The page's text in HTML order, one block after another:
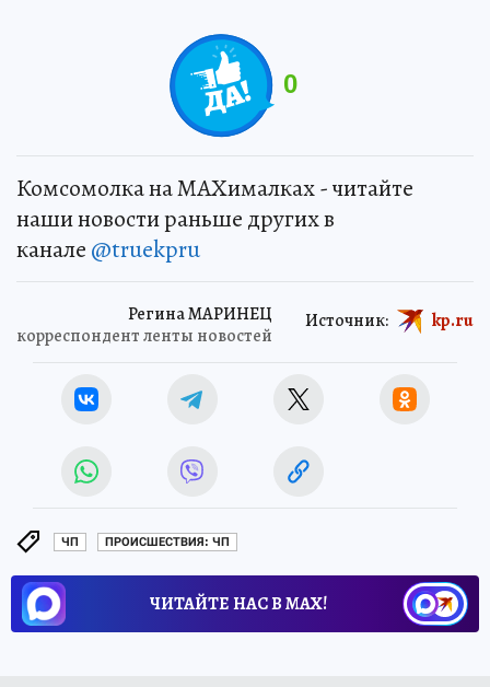
0
Комсомолка на MAXималках - читайте
наши новости раньше других в
канале @truekpru
Регина МАРИНЕЦ
корреспондент ленты новостей
Источник: kp.ru
ЧП ПРОИСШЕСТВИЯ: ЧП
ЧИТАЙТЕ НАС В МАХ!